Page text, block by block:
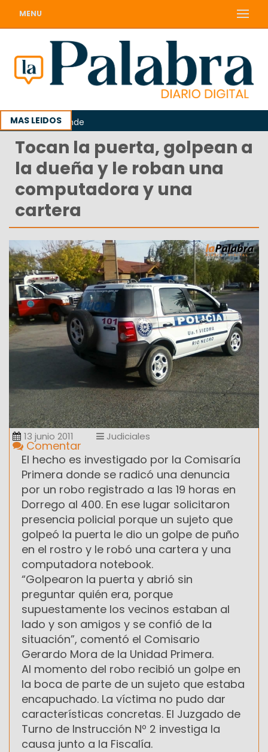
MENU
MAS LEIDOS
Sierra Grande
Tocan la puerta, golpean a
la dueña y le roban una
computadora y una
cartera
13 junio 2011 Judiciales
Comentar
El hecho es investigado por la Comisaría
Primera donde se radicó una denuncia
por un robo registrado a las 19 horas en
Dorrego al 400. En ese lugar solicitaron
presencia policial porque un sujeto que
golpeó la puerta le dio un golpe de puño
en el rostro y le robó una cartera y una
computadora notebook.
“Golpearon la puerta y abrió sin
preguntar quién era, porque
supuestamente los vecinos estaban al
lado y son amigos y se confió de la
situación”, comentó el Comisario
Gerardo Mora de la Unidad Primera.
Al momento del robo recibió un golpe en
la boca de parte de un sujeto que estaba
encapuchado. La víctima no pudo dar
características concretas. El Juzgado de
Turno de Instrucción Nº 2 investiga la
causa junto a la Fiscalía.